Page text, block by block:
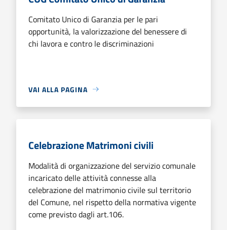
Comitato Unico di Garanzia per le pari
opportunità, la valorizzazione del benessere di
chi lavora e contro le discriminazioni
VAI ALLA PAGINA
Celebrazione Matrimoni civili
Modalità di organizzazione del servizio comunale
incaricato delle attività connesse alla
celebrazione del matrimonio civile sul territorio
del Comune, nel rispetto della normativa vigente
come previsto dagli art.106.